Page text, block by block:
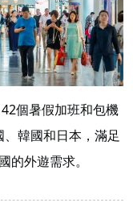
個暑假加班和包機
韓國和日本，滿足
的外遊需求。